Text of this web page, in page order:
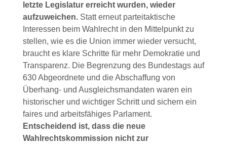
letzte Legislatur erreicht wurden, wieder
aufzuweichen.Statt erneut parteitaktische
Interessen beim Wahlrecht in den Mittelpunkt zu
stellen, wie es die Union immer wieder versucht,
braucht es klare Schritte für mehr Demokratie und
Transparenz. Die Begrenzung des Bundestags auf
630 Abgeordnete und die Abschaffung von
Überhang- und Ausgleichsmandaten waren ein
historischer und wichtiger Schritt und sichern ein
faires und arbeitsfähiges Parlament.
Entscheidend ist, dass die neue
Wahlrechtskommission nicht zur